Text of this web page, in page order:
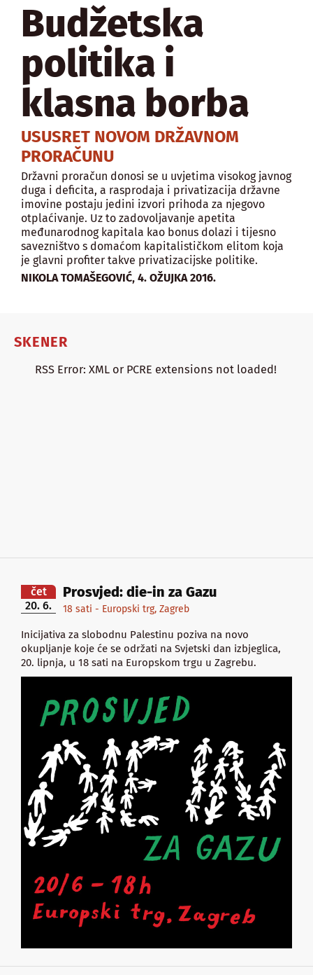
Budžetska
politika i
klasna borba
USUSRET NOVOM DRŽAVNOM
PRORAČUNU
Državni proračun donosi se u uvjetima visokog javnog
duga i deficita, a rasprodaja i privatizacija državne
imovine postaju jedini izvori prihoda za njegovo
otplaćivanje. Uz to zadovoljavanje apetita
međunarodnog kapitala kao bonus dolazi i tijesno
savezništvo s domaćom kapitalističkom elitom koja
je glavni profiter takve privatizacijske politike.
NIKOLA TOMAŠEGOVIĆ, 4. OŽUJKA 2016.
SKENER
RSS Error: XML or PCRE extensions not loaded!
čet
20. 6.
Prosvjed: die-in za Gazu
18 sati - Europski trg, Zagreb
Inicijativa za slobodnu Palestinu poziva na novo
okupljanje koje će se održati na Svjetski dan izbjeglica,
20. lipnja, u 18 sati na Europskom trgu u Zagrebu.